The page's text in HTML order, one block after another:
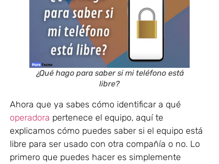
¿Qué hago para saber si mi teléfono está
libre?
Ahora que ya sabes cómo identificar a qué
operadora pertenece el equipo, aquí te
explicamos cómo puedes saber si el equipo está
libre para ser usado con otra compañía o no. Lo
primero que puedes hacer es simplemente